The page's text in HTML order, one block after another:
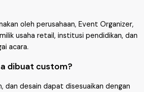
oleh perusahaan, Event Organizer,
usaha retail, institusi pendidikan, dan
acara.
dibuat custom?
dan desain dapat disesuaikan dengan